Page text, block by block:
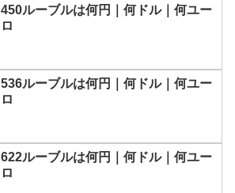
450ルーブルは何円｜何ドル｜何ユー
ロ
536ルーブルは何円｜何ドル｜何ユー
ロ
622ルーブルは何円｜何ドル｜何ユー
ロ